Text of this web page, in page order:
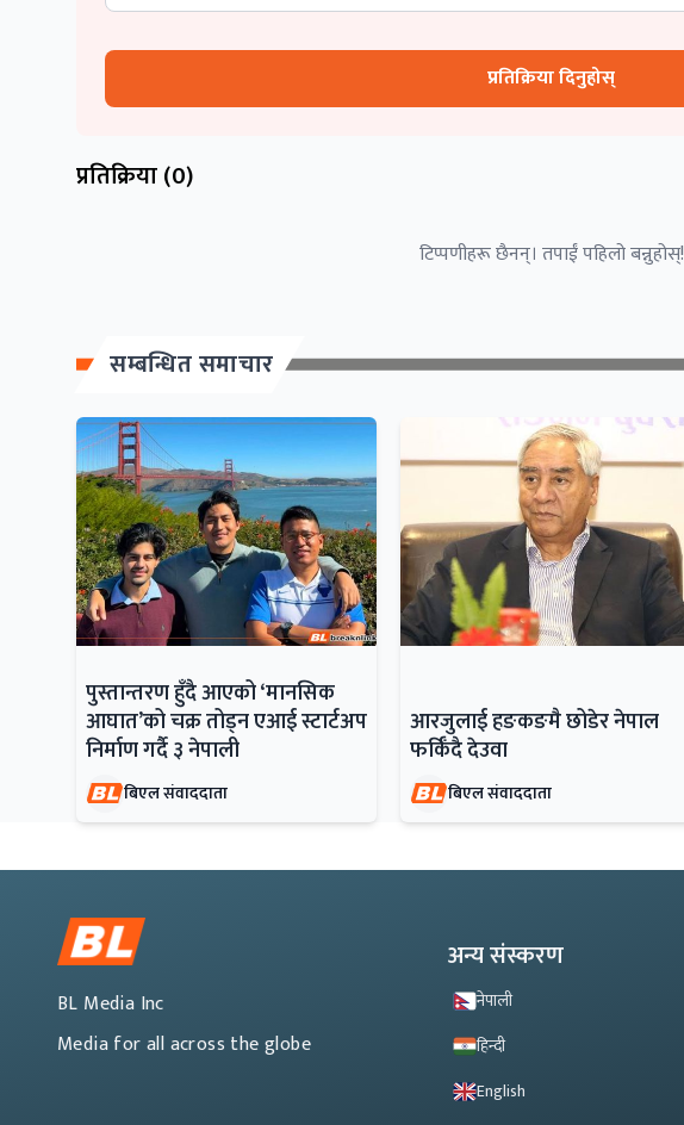
प्रतिक्रिया दिनुहोस्
प्रतिक्रिया (0)
टिप्पणीहरू छैनन्। तपाईं पहिलो बन्नुहोस्!
सम्बन्धित समाचार
पुस्तान्तरण हुँदै आएको ‘मानसिक
आघात’को चक्र तोड्न एआई स्टार्टअप
निर्माण गर्दै ३ नेपाली
बिएल संवाददाता
आरजुलाई हङकङमै छोडेर नेपाल
फर्किँदै देउवा
बिएल संवाददाता
BL Media Inc
Media for all across the globe
अन्य संस्करण
नेपाली
हिन्दी
English